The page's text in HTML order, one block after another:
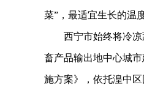
菜”，最适宜生长的温
西宁市始终将冷凉蔬
畜产品输出地中心城
施方案》，依托湟中